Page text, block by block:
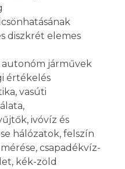
diszkrét elemes
járművek
értékelés
vasúti
ivóvíz és
hálózatok, felszín
csapadékvíz-
kék-zöld